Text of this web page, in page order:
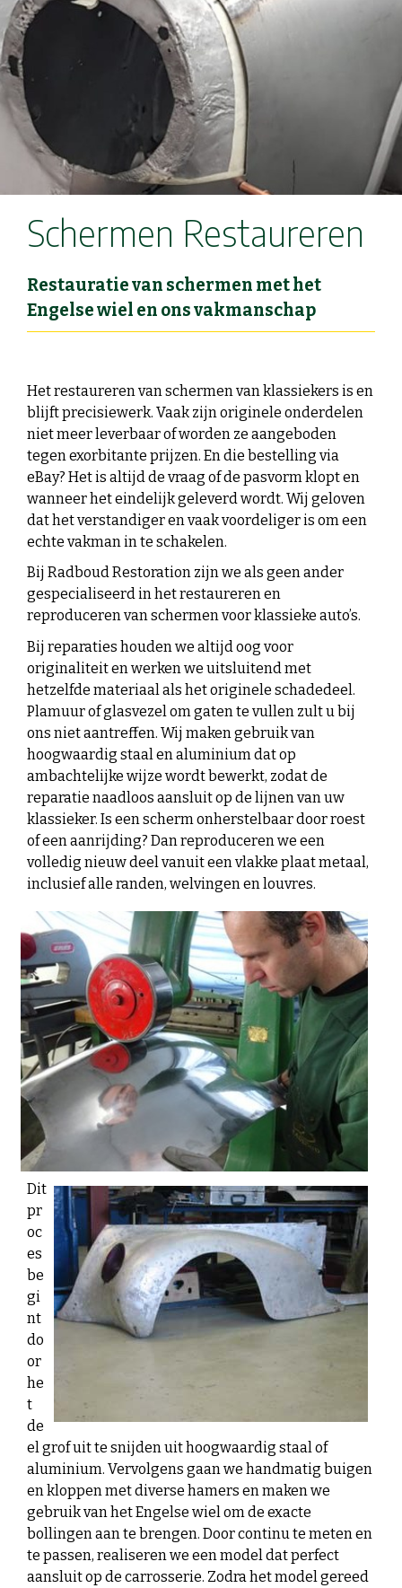
Schermen Restaureren
Restauratie van schermen met het
Engelse wiel en ons vakmanschap
Het restaureren van schermen van klassiekers is en
blijft precisiewerk. Vaak zijn originele onderdelen
niet meer leverbaar of worden ze aangeboden
tegen exorbitante prijzen. En die bestelling via
eBay? Het is altijd de vraag of de pasvorm klopt en
wanneer het eindelijk geleverd wordt. Wij geloven
dat het verstandiger en vaak voordeliger is om een
echte vakman in te schakelen.
Bij Radboud Restoration zijn we als geen ander
gespecialiseerd in het restaureren en
reproduceren van schermen voor klassieke auto’s.
Bij reparaties houden we altijd oog voor
originaliteit en werken we uitsluitend met
hetzelfde materiaal als het originele schadedeel.
Plamuur of glasvezel om gaten te vullen zult u bij
ons niet aantreffen. Wij maken gebruik van
hoogwaardig staal en aluminium dat op
ambachtelijke wijze wordt bewerkt, zodat de
reparatie naadloos aansluit op de lijnen van uw
klassieker. Is een scherm onherstelbaar door roest
of een aanrijding? Dan reproduceren we een
volledig nieuw deel vanuit een vlakke plaat metaal,
inclusief alle randen, welvingen en louvres.
Dit
pr
oc
es
be
gi
nt
do
or
he
t
de
el grof uit te snijden uit hoogwaardig staal of
aluminium. Vervolgens gaan we handmatig buigen
en kloppen met diverse hamers en maken we
gebruik van het Engelse wiel om de exacte
bollingen aan te brengen. Door continu te meten en
te passen, realiseren we een model dat perfect
aansluit op de carrosserie. Zodra het model gereed